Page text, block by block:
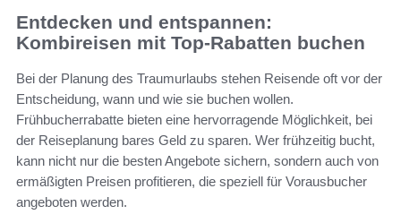
Entdecken und entspannen:
Kombireisen mit Top-Rabatten buchen
Bei der Planung des Traumurlaubs stehen Reisende oft vor der
Entscheidung, wann und wie sie buchen wollen.
Frühbucherrabatte bieten eine hervorragende Möglichkeit, bei
der Reiseplanung bares Geld zu sparen. Wer frühzeitig bucht,
kann nicht nur die besten Angebote sichern, sondern auch von
ermäßigten Preisen profitieren, die speziell für Vorausbucher
angeboten werden.